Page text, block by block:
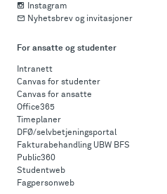
Instagram
Nyhetsbrev og invitasjoner
For ansatte og studenter
Intranett
Canvas for studenter
Canvas for ansatte
Office365
Timeplaner
DFØ/selvbetjeningsportal
Fakturabehandling UBW BFS
Public360
Studentweb
Fagpersonweb